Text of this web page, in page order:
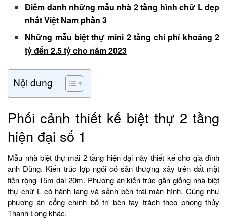
Điểm danh những mẫu nhà 2 tầng hình chữ L đẹp
nhất Việt Nam phần 3
Những mẫu biệt thự mini 2 tầng chi phí khoảng 2
tỷ đến 2.5 tỷ cho năm 2023
Nội dung
Phối cảnh thiết kế biệt thự 2 tầng
hiện đại số 1
Mẫu nhà biệt thự mái 2 tầng hiện đại này thiết kế cho gia đình
anh Dũng. Kiến trúc lợp ngói có sân thượng xây trên đất mặt
tiền rộng 15m dài 20m. Phương án kiến trúc gần giống nhà biệt
thự chữ L có hành lang và sảnh bên trái màn hình. Cũng như
phương án cổng chính bố trí bên tay trách theo phong thủy
Thanh Long khác.